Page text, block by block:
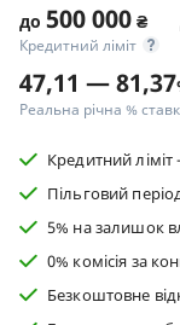
до 500 000 ₴
Кредитний ліміт
47,11 — 81,37
Реальна річна %
Кредитний ліміт
Пільговий
5% на залишок
0% комісія за
Безкоштовне